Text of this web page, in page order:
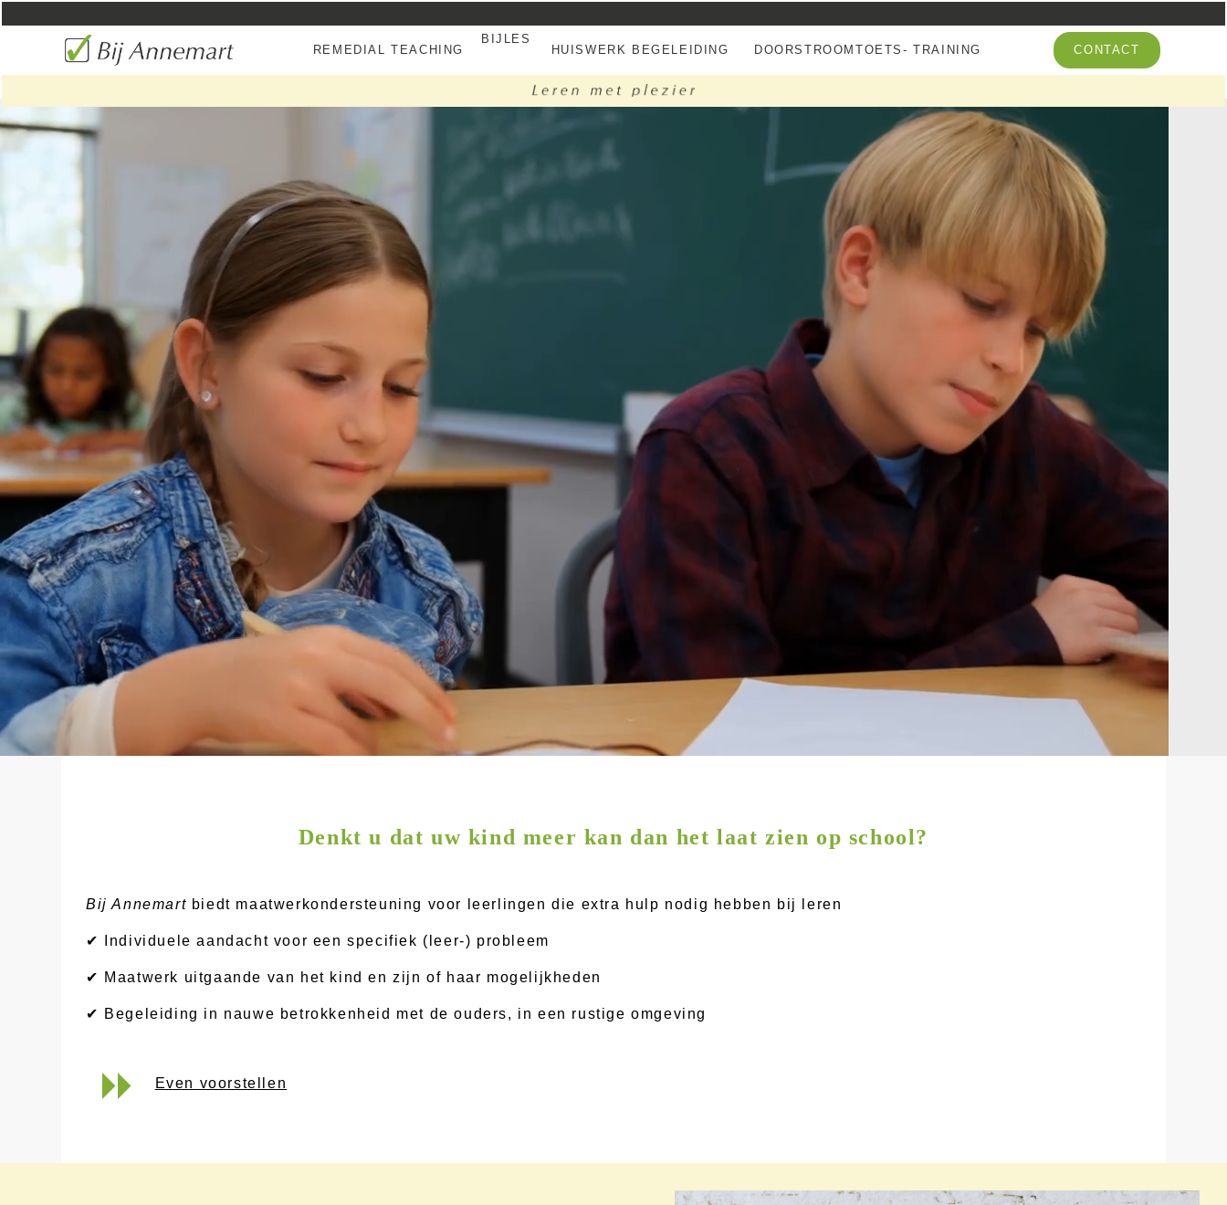
REMEDIAL TEACHING
BIJLES
HUISWERK BEGELEIDING
DOORSTROOMTOETS- TRAINING CONTACT
Denkt u dat uw kind meer kan dan het laat zien op school?
Bij Annemart biedt maatwerkondersteuning voor leerlingen die extra hulp nodig hebben bij leren
✔ Individuele aandacht voor een specifiek (leer-) probleem
✔ Maatwerk uitgaande van het kind en zijn of haar mogelijkheden
✔ Begeleiding in nauwe betrokkenheid met de ouders, in een rustige omgeving
Even voorstellen